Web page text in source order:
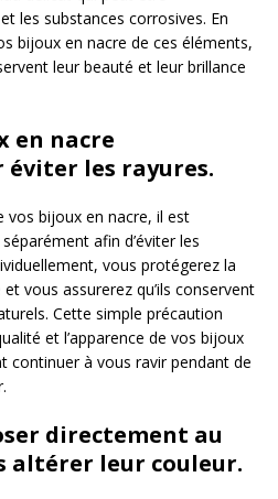
les substances corrosives. En
bijoux en nacre de ces éléments,
leur beauté et leur brillance
en nacre
les rayures.
vos bijoux en nacre, il est
afin d’éviter les
vous protégerez la
vous assurerez qu’ils conservent
Cette simple précaution
et l’apparence de vos bijoux
continuer à vous ravir pendant de
directement au
altérer leur couleur.